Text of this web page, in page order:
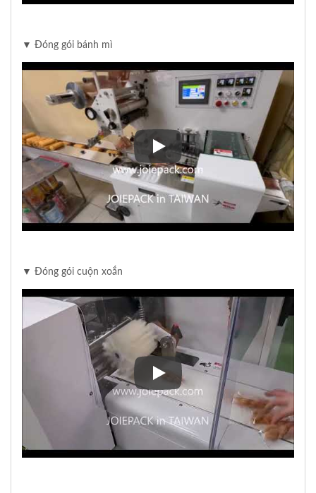
▼ Đóng gói bánh mì
▼ Đóng gói bánh mì
▼ Đóng gói cuộn xoắn
▼ Đóng gói cuộn xoắn